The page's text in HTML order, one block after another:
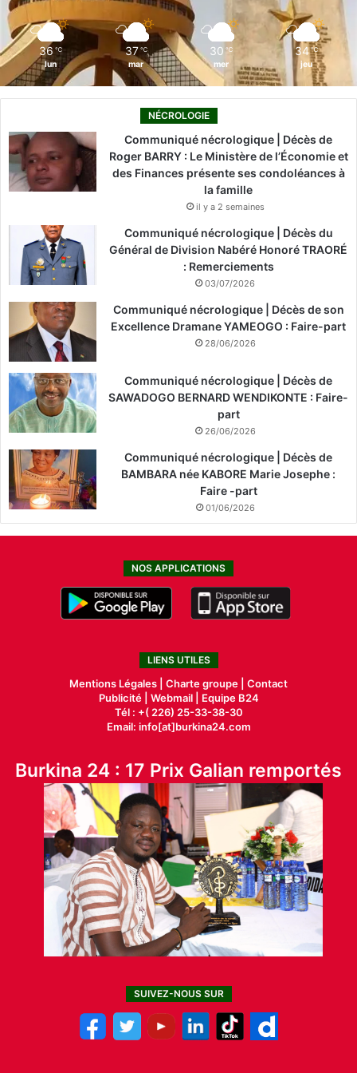
36 ℃
lun
37 ℃
mar
30 ℃
mer
34 ℃
jeu
NÉCROLOGIE
Communiqué nécrologique | Décès de
Roger BARRY : Le Ministère de l’Économie et
des Finances présente ses condoléances à
la famille
il y a 2 semaines
Communiqué nécrologique | Décès du
Général de Division Nabéré Honoré TRAORÉ
: Remerciements
03/07/2026
Communiqué nécrologique | Décès de son
Excellence Dramane YAMEOGO : Faire-part
28/06/2026
Communiqué nécrologique | Décès de
SAWADOGO BERNARD WENDIKONTE : Faire-
part
26/06/2026
Communiqué nécrologique | Décès de
BAMBARA née KABORE Marie Josephe :
Faire -part
01/06/2026
NOS APPLICATIONS
LIENS UTILES
Mentions Légales | Charte groupe | Contact
Publicité| Webmail |
Equipe B24
Tél : +( 226) 25-33-38-30
Email: info[at]burkina24.com
Burkina 24 : 17 Prix Galian remportés
SUIVEZ-NOUS SUR